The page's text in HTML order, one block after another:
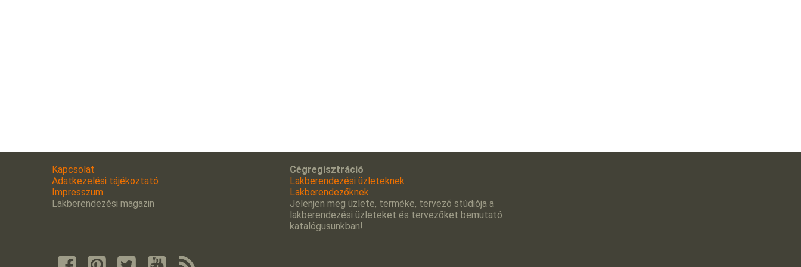
Kapcsolat
Adatkezelési tájékoztató
Impresszum
Lakberendezési magazin
Cégregisztráció
Lakberendezési üzleteknek
Lakberendezőknek
Jelenjen meg üzlete, terméke, tervezõ stúdiója a
lakberendezési üzleteket és tervezőket bemutató
katalógusunkban!